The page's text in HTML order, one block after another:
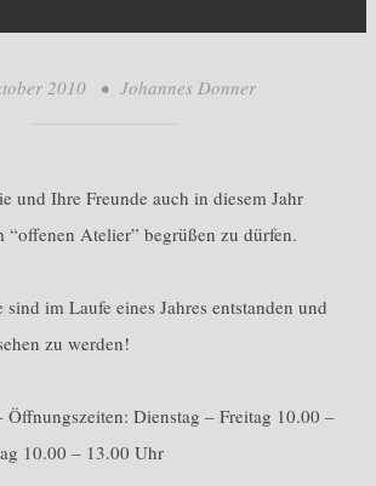
2010 • Johannes Donner
und Ihre Freunde auch in diesem Jahr
“offenen Atelier” begrüßen zu dürfen.
im Laufe eines Jahres entstanden und
zu werden!
Öffnungszeiten: Dienstag – Freitag 10.00 –
10.00 – 13.00 Uhr